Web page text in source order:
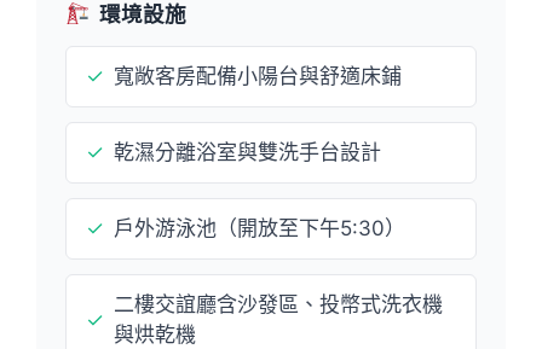
環境設施
✓ 寬敞客房配備小陽台與舒適床鋪
✓ 乾濕分離浴室與雙洗手台設計
✓ 戶外游泳池（開放至下午5:30）
✓
二樓交誼廳含沙發區、投幣式洗衣機
與烘乾機